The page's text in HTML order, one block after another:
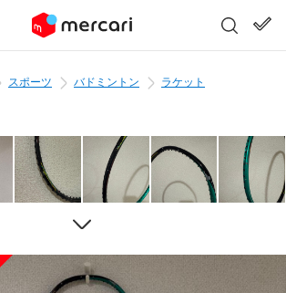
スポーツ バドミントン ラケット